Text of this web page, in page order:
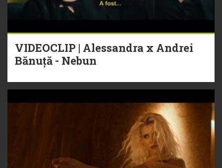
VIDEOCLIP | Alessandra x Andrei
Bănuță - Nebun